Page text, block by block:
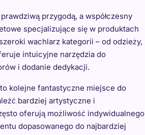
przygodą, a współczesny
specjalizujące się w produktach
wachlarz kategorii – od odzieży,
intuicyjne narzędzia do
i dodanie dedykacji.
kolejne fantastyczne miejsce do
bardziej artystyczne i
oferują możliwość indywidualnego
dopasowanego do najbardziej